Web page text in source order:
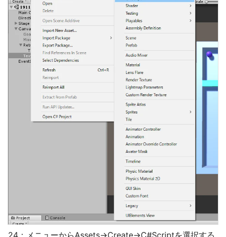
24：メニューからAssets→Create→C#Scriptを選択する